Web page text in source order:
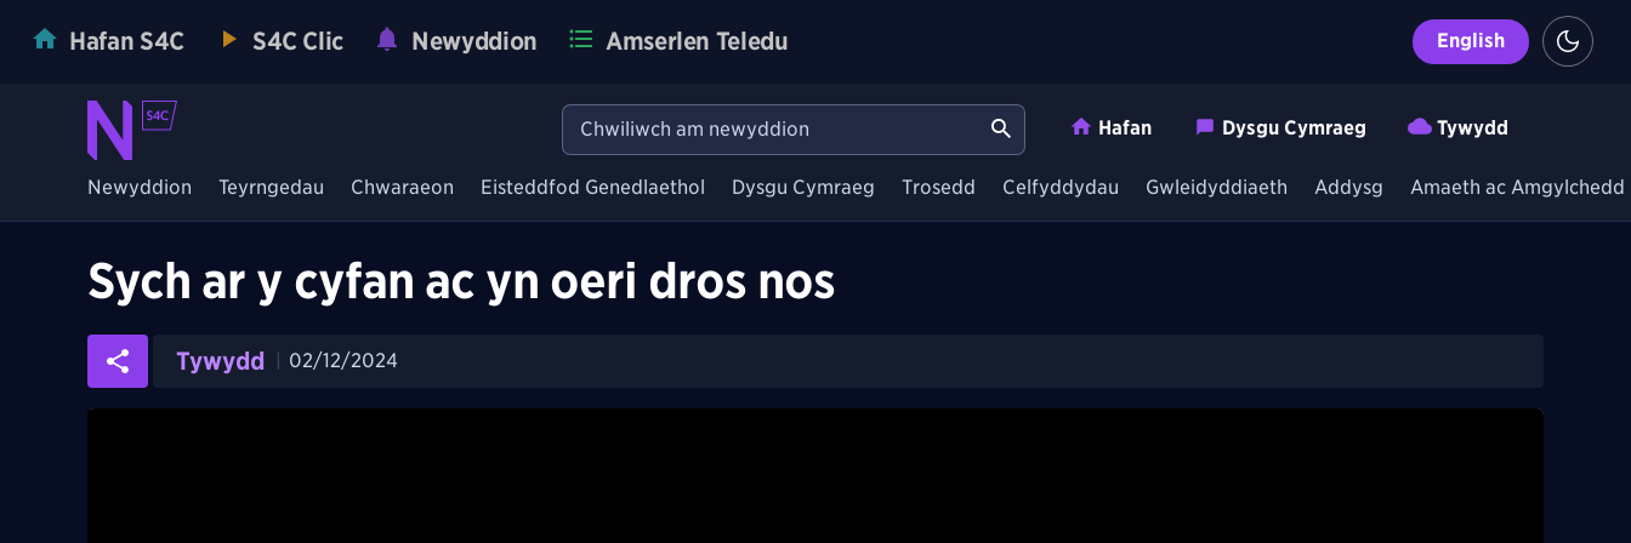
Hafan S4C S4C Clic Newyddion Amserlen Teledu English
Hafan Dysgu Cymraeg Tywydd
Newyddion Teyrngedau Chwaraeon Eisteddfod Genedlaethol Dysgu Cymraeg Trosedd Celfyddydau Gwleidyddiaeth Addysg Amaeth ac Amgylchedd
Sych ar y cyfan ac yn oeri dros nos
Tywydd 02/12/2024